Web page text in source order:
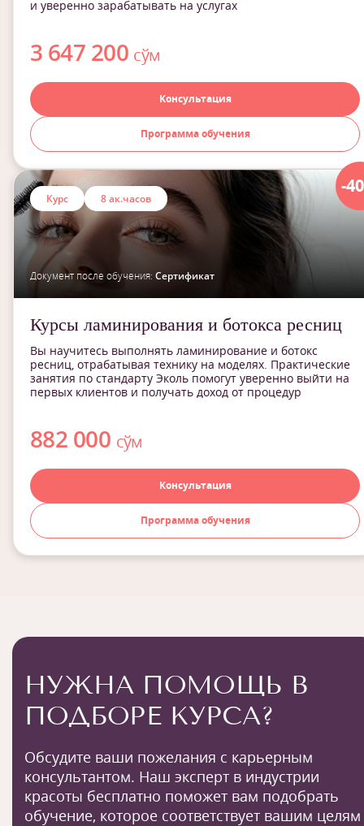
и уверенно зарабатывать на услугах
3 647 200 сўм
Консультация
Программа обучения
-
Курс 8 ак.часов
Документ после обучения: Сертификат
Курсы ламинирования и ботокса ресниц
Вы научитесь выполнять ламинирование и ботокс
ресниц, отрабатывая технику на моделях. Практические
занятия по стандарту Эколь помогут уверенно выйти на
первых клиентов и получать доход от процедур
882 000 сўм
Консультация
Программа обучения
НУЖНА ПОМОЩЬ В
ПОДБОРЕ КУРСА?
Обсудите ваши пожелания с карьерным
консультантом. Наш эксперт в индустрии
красоты бесплатно поможет вам подобрать
обучение, которое соответствует вашим целям